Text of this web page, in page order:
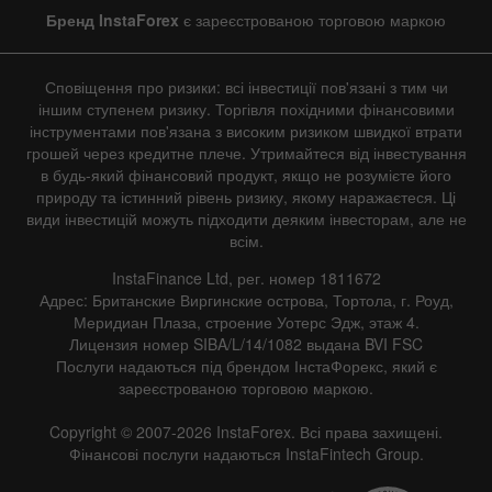
Data not found
Details about the event
History
Date Actual Forecast Previous
Бренд InstaForex є зареєстрованою торговою маркою
Сповіщення про ризики: всі інвестиції пов'язані з тим чи
іншим ступенем ризику. Торгівля похідними фінансовими
інструментами пов'язана з високим ризиком швидкої втрати
грошей через кредитне плече. Утримайтеся від інвестування
в будь-який фінансовий продукт, якщо не розумієте його
природу та істинний рівень ризику, якому наражаєтеся. Ці
види інвестицій можуть підходити деяким інвесторам, але не
всім.
InstaFinance Ltd, рег. номер 1811672
Адрес: Британские Виргинские острова, Тортола, г. Роуд,
Меридиан Плаза, строение Уотерс Эдж, этаж 4.
Лицензия номер SIBA/L/14/1082 выдана BVI FSC
Послуги надаються під брендом ІнстаФорекс, який є
зареєстрованою торговою маркою.
Copyright © 2007-2026 InstaForex. Всі права захищені.
Фінансові послуги надаються InstaFintech Group.